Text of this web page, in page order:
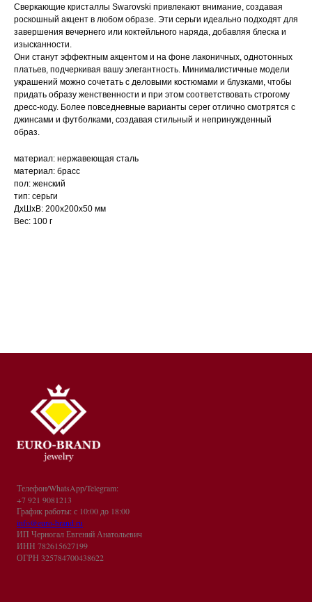
Сверкающие кристаллы Swarovski привлекают внимание, создавая
роскошный акцент в любом образе. Эти серьги идеально подходят для
завершения вечернего или коктейльного наряда, добавляя блеска и
изысканности.
Они станут эффектным акцентом и на фоне лаконичных, однотонных
платьев, подчеркивая вашу элегантность. Минималистичные модели
украшений можно сочетать с деловыми костюмами и блузками, чтобы
придать образу женственности и при этом соответствовать строгому
дресс-коду. Более повседневные варианты серег отлично смотрятся с
джинсами и футболками, создавая стильный и непринужденный
образ.
материал: нержавеющая сталь
материал: брасс
пол: женский
тип: серьги
ДxШxВ: 200x200x50 мм
Вес: 100 г
Телефон/WhatsApp/Telegram:
+7 921 9081213
График работы: с 10:00 до 18:00
info@euro-brand.ru
ИП Черногал Евгений Анатольевич
ИНН 782615627199
ОГРН 325784700438622